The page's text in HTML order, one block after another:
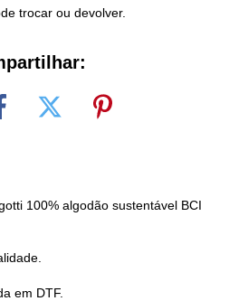
trocar ou devolver.
100% algodão sustentável BCI
em DTF.